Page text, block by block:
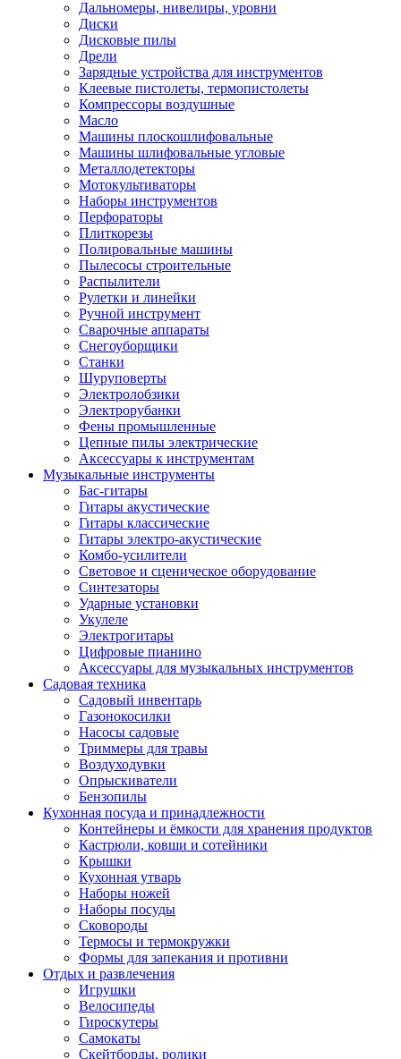
Дальномеры, нивелиры, уровни
Диски
Дисковые пилы
Дрели
Зарядные устройства для инструментов
Клеевые пистолеты, термопистолеты
Компрессоры воздушные
Масло
Машины плоскошлифовальные
Машины шлифовальные угловые
Металлодетекторы
Мотокультиваторы
Наборы инструментов
Перфораторы
Плиткорезы
Полировальные машины
Пылесосы строительные
Распылители
Рулетки и линейки
Ручной инструмент
Сварочные аппараты
Снегоуборщики
Станки
Шуруповерты
Электролобзики
Электрорубанки
Фены промышленные
Цепные пилы электрические
Аксессуары к инструментам
Музыкальные инструменты
Бас-гитары
Гитары акустические
Гитары классические
Гитары электро-акустические
Комбо-усилители
Световое и сценическое оборудование
Синтезаторы
Ударные установки
Укулеле
Электрогитары
Цифровые пианино
Аксессуары для музыкальных инструментов
Садовая техника
Садовый инвентарь
Газонокосилки
Насосы садовые
Триммеры для травы
Воздуходувки
Опрыскиватели
Бензопилы
Кухонная посуда и принадлежности
Контейнеры и ёмкости для хранения продуктов
Кастрюли, ковши и сотейники
Крышки
Кухонная утварь
Наборы ножей
Наборы посуды
Сковороды
Термосы и термокружки
Формы для запекания и противни
Отдых и развлечения
Игрушки
Велосипеды
Гироскутеры
Самокаты
Скейтборды, ролики